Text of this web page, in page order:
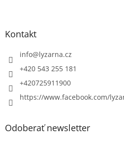
Kontakt
info@lyzarna.cz
+420 543 255 181
+420725911900
https://www.facebook.com/
Odoberať newsletter